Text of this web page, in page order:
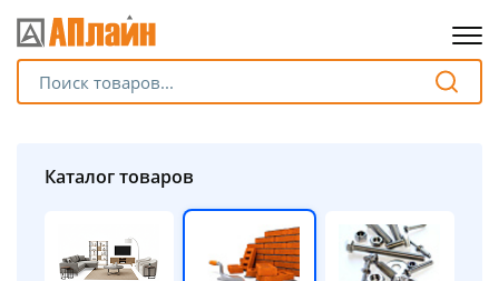
Каталог товаров
Разбейте
на части
без переплат